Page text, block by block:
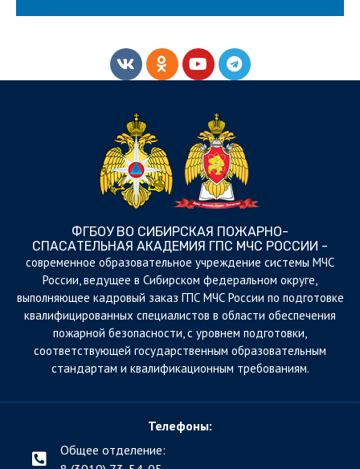
ФГБОУ ВО СИБИРСКАЯ ПОЖАРНО-
СПАСАТЕЛЬНАЯ АКАДЕМИЯ ГПС МЧС РОССИИ -
cовременное образовательное учреждение системы МЧС
России, ведущее в Сибирском федеральном округе,
выполняющее кадровый заказ ГПС МЧС России по подготовке
квалифицированных специалистов в области обеспечения
пожарной безопасности, с уровнем подготовки,
соответствующей государственным образовательным
стандартам и квалификационным требованиям.
Телефоны:
Общее отделение: